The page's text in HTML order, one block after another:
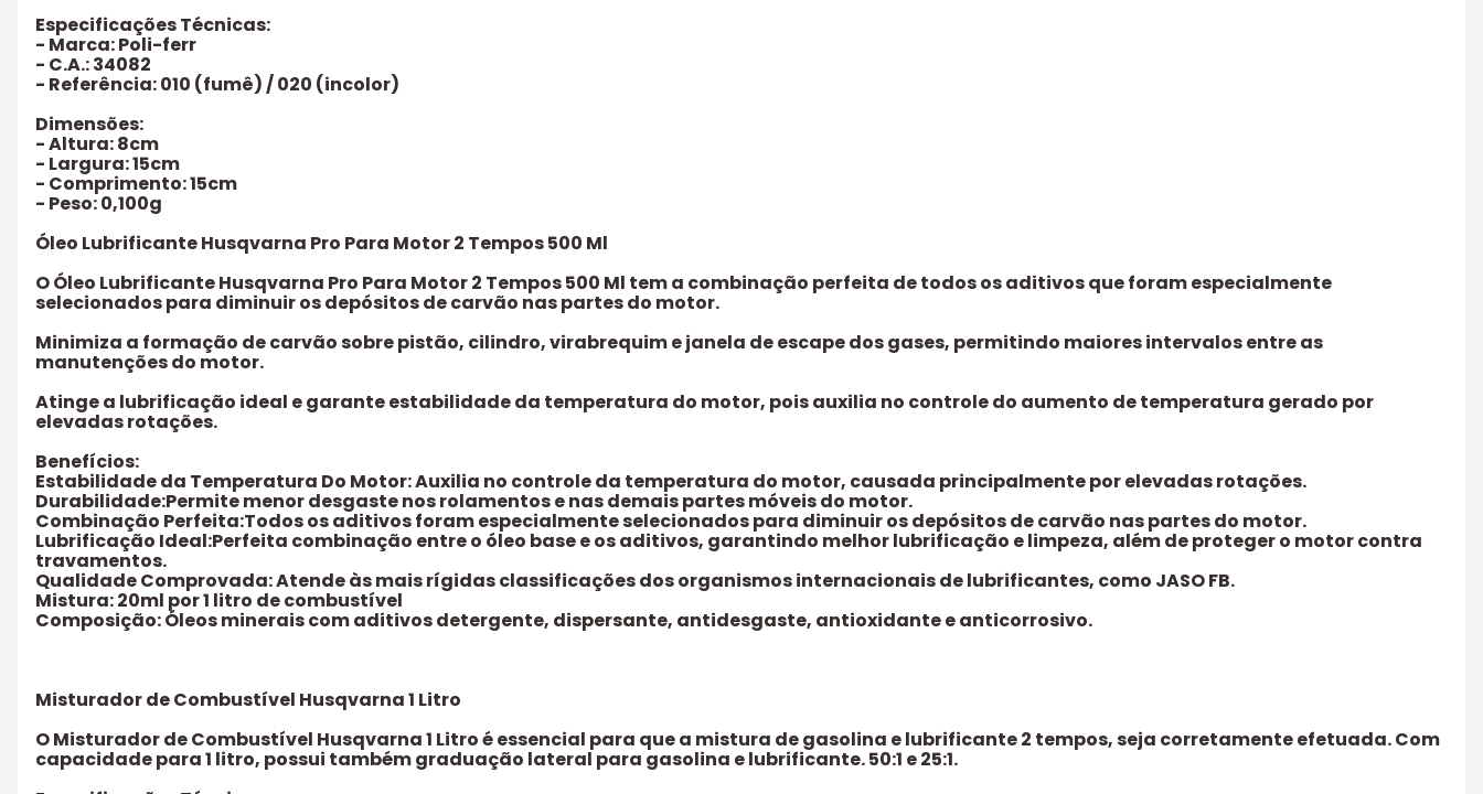
Especificações Técnicas:
- Marca: Poli-ferr
- C.A.: 34082
- Referência: 010 (fumê) / 020 (incolor)
Dimensões:
- Altura: 8cm
- Largura: 15cm
- Comprimento: 15cm
- Peso: 0,100g
Óleo Lubrificante Husqvarna Pro Para Motor 2 Tempos 500 Ml
O Óleo Lubrificante Husqvarna Pro Para Motor 2 Tempos 500 Ml tem a combinação perfeita de todos os aditivos que foram especialmente
selecionados para diminuir os depósitos de carvão nas partes do motor.
Minimiza a formação de carvão sobre pistão, cilindro, virabrequim e janela de escape dos gases, permitindo maiores intervalos entre as
manutenções do motor.
Atinge a lubrificação ideal e garante estabilidade da temperatura do motor, pois auxilia no controle do aumento de temperatura gerado por
elevadas rotações.
Benefícios:
Estabilidade da Temperatura Do Motor: Auxilia no controle da temperatura do motor, causada principalmente por elevadas rotações.
Durabilidade:Permite menor desgaste nos rolamentos e nas demais partes móveis do motor.
Combinação Perfeita:Todos os aditivos foram especialmente selecionados para diminuir os depósitos de carvão nas partes do motor.
Lubrificação Ideal:Perfeita combinação entre o óleo base e os aditivos, garantindo melhor lubrificação e limpeza, além de proteger o motor contra
travamentos.
Qualidade Comprovada: Atende às mais rígidas classificações dos organismos internacionais de lubrificantes, como JASO FB.
Mistura: 20ml por 1 litro de combustível
Composição: Óleos minerais com aditivos detergente, dispersante, antidesgaste, antioxidante e anticorrosivo.
Misturador de Combustível Husqvarna 1 Litro
O Misturador de Combustível Husqvarna 1 Litro é essencial para que a mistura de gasolina e lubrificante 2 tempos, seja corretamente efetuada. Com
capacidade para 1 litro, possui também graduação lateral para gasolina e lubrificante. 50:1 e 25:1.